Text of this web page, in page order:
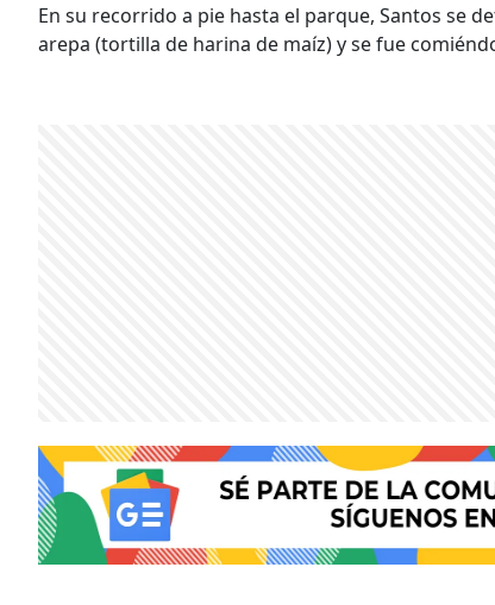
En su recorrido a pie hasta el parque, Santos se
arepa (tortilla de harina de maíz) y se fue